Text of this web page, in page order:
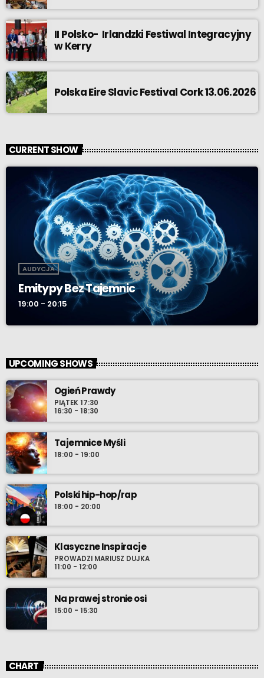
II Polsko- Irlandzki Festiwal Integracyjny
w Kerry
Polska Eire Slavic Festival Cork 13.06.2026
CURRENT SHOW
AUDYCJA
Emitypy Bez Tajemnic
19:00 - 20:15
UPCOMING SHOWS
Ogień Prawdy
PIĄTEK 17:30
16:30 - 18:30
Tajemnice Myśli
18:00 - 19:00
Polski hip-hop/rap
18:00 - 20:00
Klasyczne Inspiracje
PROWADZI MARIUSZ DUJKA
11:00 - 12:00
Na prawej stronie osi
15:00 - 15:30
CHART